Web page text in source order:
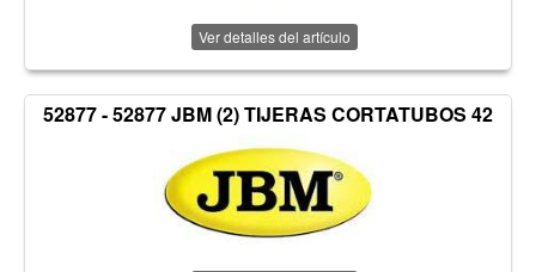
Ver detalles del artículo
52877 - 52877 JBM (2) TIJERAS CORTATUBOS 42